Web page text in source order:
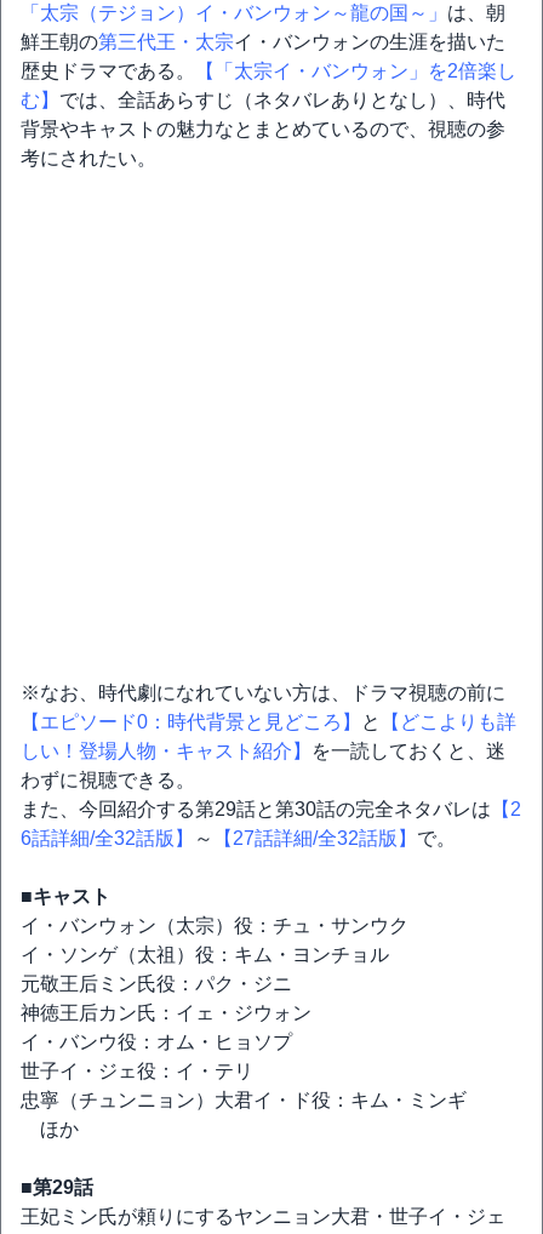
「太宗（テジョン）イ・バンウォン～龍の国～」 は、朝
鮮王朝の第三代王・太宗イ・バンウォンの生涯を描いた
歴史ドラマである。
【「太宗イ・バンウォン」を2倍楽し
む】 では、全話あらすじ（ネタバレありとなし）、時代
背景やキャストの魅力なとまとめているので、視聴の参
考にされたい。
※なお、時代劇になれていない方は、ドラマ視聴の前に
【エピソード0：時代背景と見どころ】
と
【どこよりも詳
しい！登場人物・キャスト紹介】
を一読しておくと、迷
わずに視聴できる。
また、今回紹介する第29話と第30話の完全ネタバレは 【2
6話詳細/全32話版】
～ 【27話詳細/全32話版】 で。
■キャスト
イ・バンウォン（太宗）役：チュ・サンウク
イ・ソンゲ（太祖）役：キム・ヨンチョル
元敬王后ミン氏役：パク・ジニ
神徳王后カン氏：イェ・ジウォン
イ・バンウ役：オム・ヒョソプ
世子イ・ジェ役：イ・テリ
忠寧（チュンニョン）大君イ・ド役：キム・ミンギ
ほか
■第29話
王妃ミン氏が頼りにするヤンニョン大君・世子イ・ジェ